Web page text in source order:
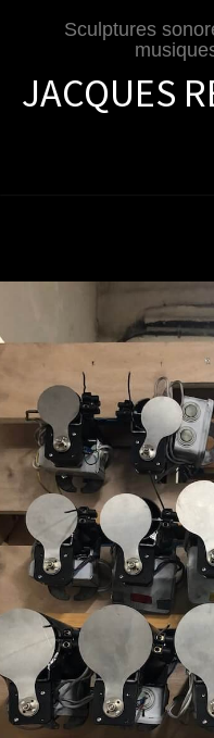
principal
Sculptures
JACQUES